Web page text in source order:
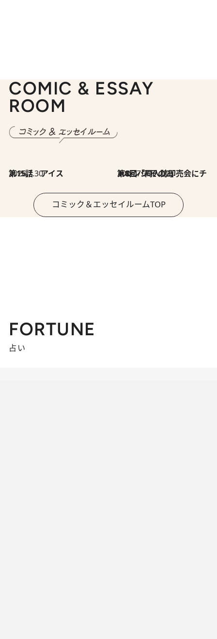
COMIC & ESSAY
ROOM
2026.7.30
第15話 アイス 2026.7.30
第8回「同人誌即売会にチャレンジ その2」
コミック＆エッセイルームTOP
FORTUNE
占い